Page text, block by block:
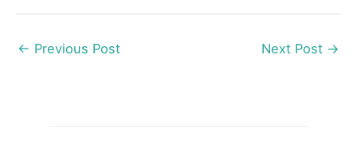
← Previous Post Next Post →